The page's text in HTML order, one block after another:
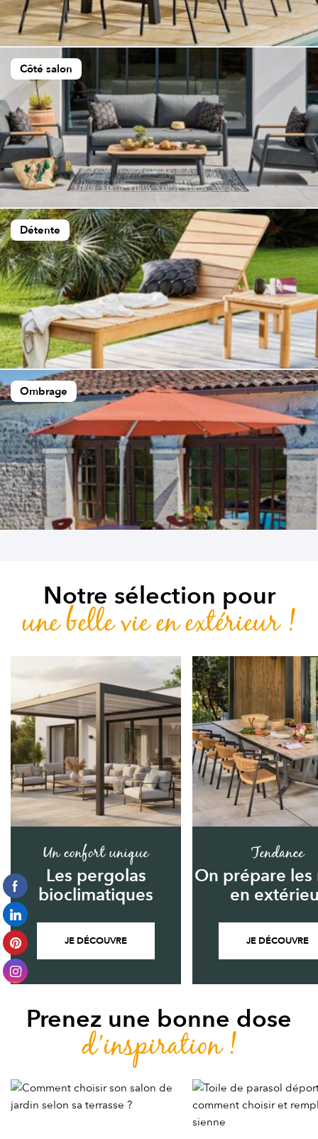
Côté salon
Détente
Ombrage
Notre sélection pour
une belle vie en extérieur !
Un confort unique
Les pergolas
bioclimatiques
JE DÉCOUVRE
Tendance
On prépare les
en
JE DÉCOUVRE
Prenez une bonne dose
d’inspiration !